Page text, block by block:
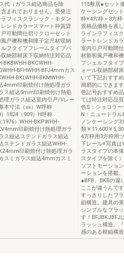
代（ガラス組込商品を除
まれておりません。受発注
フィスクラシック・モダン
ンドカラースマート枠賃貸
可動間仕切りクローゼット
戸襖和襖和障子定尺材収納
フタイプフレームタイプパ
納部材床下収納特注対応品
BKBWHH-BKCWHH-
BFHWHH-BFJ4mmカス
BKLWHH-BKMWHH-
4mm印刷焼付け熱処理ガラ
ス組込5mm印刷焼付け熱処
理ガラス組込室内引戸/Vレー
本寸法（㎜）W呼称
1824（909）H呼称
1976）WHH-BKPWHH-
印刷焼付け熱処理ガラ
ス組込ステンドガラス組込
ステンドガラス組込WHH-
印刷焼付け熱処理ガラ
スミガラス組込4mmカスミ
115敷居●セット
ケーシングセッ
枠※4方枠＝3方
規格品価格を表
ラインラフィス
ラートレンドカ
室内引戸可動間
材新和風戸襖和
プシェルフタイ
ォール収納部材
いて下記おすす
簡易的にできま
色記号おすすめ
ては特注対応品
色S：ショコラ
N：ニュートラ
ノンケーシング3
類￥11,600￥
4方枠用3方枠用
下レール※写真は
ラスタイプの本
スタイプを除く
ソフトモーショ
ーションを搭載
●BFB、BKBの違
ここが違うんで
すっきりしたフ
組構造。建具の
シンプルなフラ
す！BFJBKJBFJ
ラッシュ構造。
感のある框組構